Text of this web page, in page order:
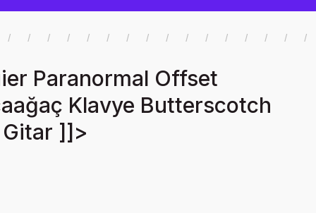
Paranormal Offset
Klavye Butterscotch
]]>